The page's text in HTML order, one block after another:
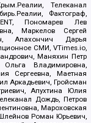
Телеканал
Фактограф,
Пономарев Лев
Маркелов Сергей
Апахончич Дарья
СМИ, VTimes.io,
Маняхин Петр
Владимировна,
Сергеевна, Маетная
Аркадьевич, Гройсман
Апухтина Юлия
Дождь, Петров
Мароховская
Роман Юрьевич,